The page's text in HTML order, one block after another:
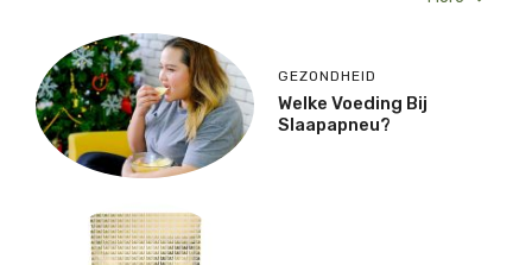
GEZONDHEID
Welke Voeding Bij
Slaapapneu?